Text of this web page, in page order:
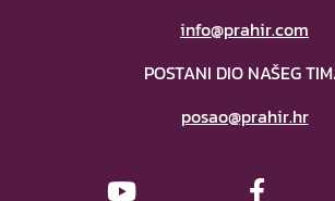
info@prahir.com
POSTANI DIO NAŠEG
posao@prahir.hr